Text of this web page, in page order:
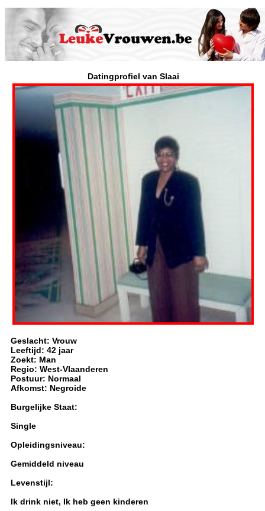
Datingprofiel van Slaai
Geslacht: Vrouw
Leeftijd: 42 jaar
Zoekt: Man
Regio: West-Vlaanderen
Postuur: Normaal
Afkomst: Negroide
Burgelijke Staat:
Single
Opleidingsniveau:
Gemiddeld niveau
Levenstijl:
Ik drink niet, Ik heb geen kinderen